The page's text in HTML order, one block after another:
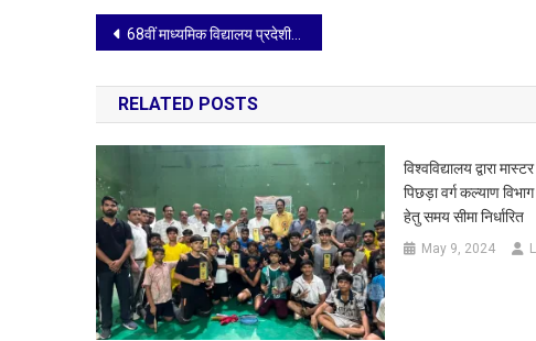
Post
navigation
68वीं माध्यमिक विद्यालय प्रदेशीय क्रिकेट प्रतियोगिता का आगाज 15 अक्टूबर से ताजनगरी में
RELATED POSTS
विश्वविद्यालय द्वारा
पिछड़ा वर्ग कल्याण
हेतु समय सीमा निर्धारित
May 9, 2024